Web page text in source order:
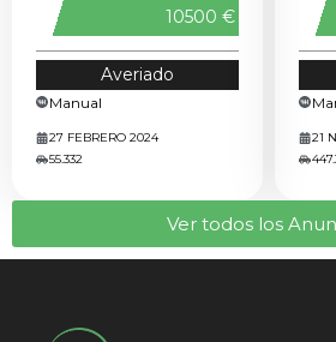
10500 €
Averiado
Manual
27 FEBRERO 2024
55.332
21
Ver todos los